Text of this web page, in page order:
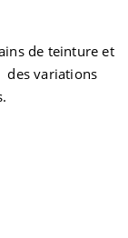
de teinture et
des variations